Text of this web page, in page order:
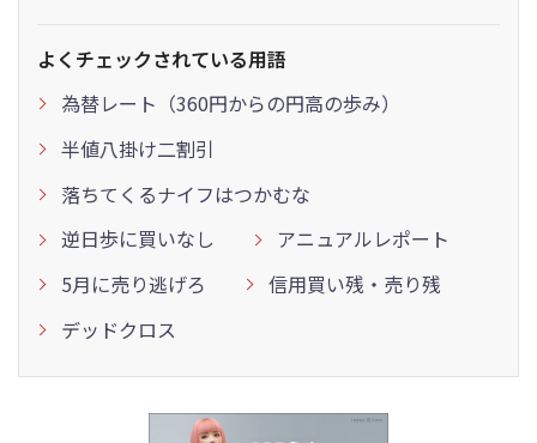
よくチェックされている用語
為替レート（360円からの円高の歩み）
半値八掛け二割引
落ちてくるナイフはつかむな
逆日歩に買いなし
アニュアルレポート
5月に売り逃げろ
信用買い残・売り残
デッドクロス